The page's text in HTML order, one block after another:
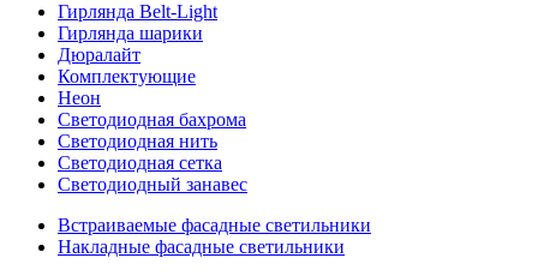
Гирлянда Belt-Light
Гирлянда шарики
Дюралайт
Комплектующие
Неон
Светодиодная бахрома
Светодиодная нить
Светодиодная сетка
Светодиодный занавес
Встраиваемые фасадные светильники
Накладные фасадные светильники